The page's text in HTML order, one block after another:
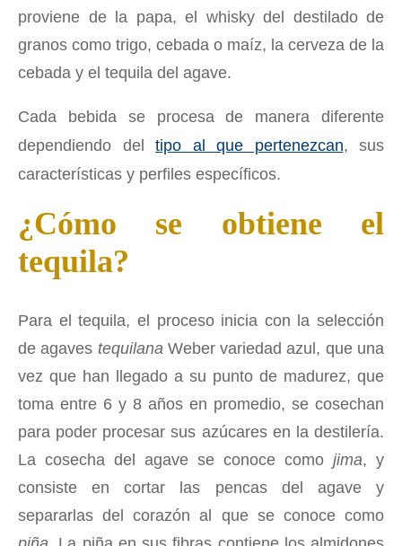
proviene de la papa, el whisky del destilado de
granos como trigo, cebada o maíz, la cerveza de la
cebada y el tequila del agave.
Cada bebida se procesa de manera diferente
dependiendo del tipo al que pertenezcan, sus
características y perfiles específicos.
¿Cómo se obtiene el
tequila?
Para el tequila, el proceso inicia con la selección
de agaves tequilanaWeber variedad azul, que una
vez que han llegado a su punto de madurez, que
toma entre 6 y 8 años en promedio, se cosechan
para poder procesar sus azúcares en la destilería.
La cosecha del agave se conoce como jima, y
consiste en cortar las pencas del agave y
separarlas del corazón al que se conoce como